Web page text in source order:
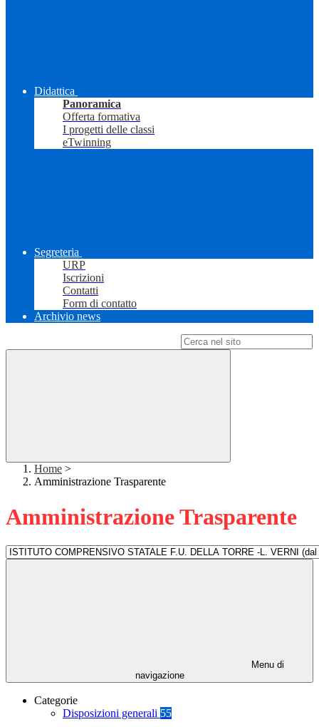
Didattica
Panoramica
Offerta formativa
I progetti delle classi
eTwinning
Segreteria
URP
Iscrizioni
Contatti
Form di contatto
Archivio news
Home >
Amministrazione Trasparente
Amministrazione Trasparente
Menu di
navigazione
Categorie
Disposizioni generali 55